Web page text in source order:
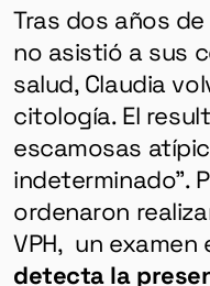
Tras dos años
no asistió a sus
salud, Claudia
citología. El
escamosas
indeterminado”.
ordenaron
VPH, un
detecta la